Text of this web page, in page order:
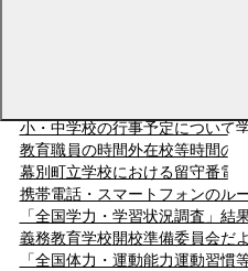
「学校における働き方改革 幕
小・中学校の行事予定について
教育職員の時間外在校等時間の公
幕別町立学校における留守番電話
携帯電話・スマートフォンのル
「全国学力・学習状況調査」結
義務教育学校開校準備委員会だ
「全国体力・運動能力運動習慣